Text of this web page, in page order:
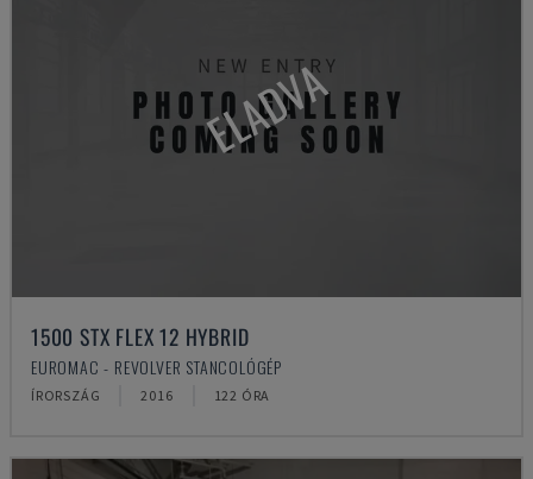
ELADVA
1500 STX FLEX 12 HYBRID
EUROMAC - REVOLVER STANCOLÓGÉP
ÍRORSZÁG 2016 122 ÓRA